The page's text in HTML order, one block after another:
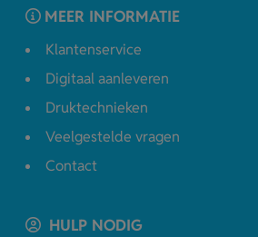
MEER INFORMATIE
Klantenservice
Digitaal aanleveren
Druktechnieken
Veelgestelde vragen
Contact
HULP NODIG